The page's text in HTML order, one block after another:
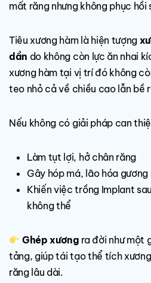
mất răng nhưng không phục hồi
Tiêu xương hàm là hiện tượng
dần do không còn lực ăn nhai
xương hàm tại vị trí đó không
teo nhỏ cả về chiều cao lẫn bề
Nếu không có giải pháp can
Làm tụt lợi, hở chân răng
Gây hóp má, lão hóa gương
Khiến việc trồng Implant
không thể
Ghép xương ra đời như một
tảng, giúp tái tạo thể tích
răng lâu dài.